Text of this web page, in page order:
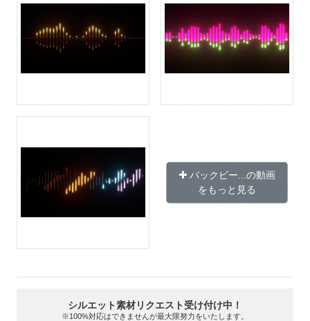
バックビー...の動画
をもっと見る
シルエット素材リクエスト受け付け中！
※100%対応はできませんが最大限努力をいたします。